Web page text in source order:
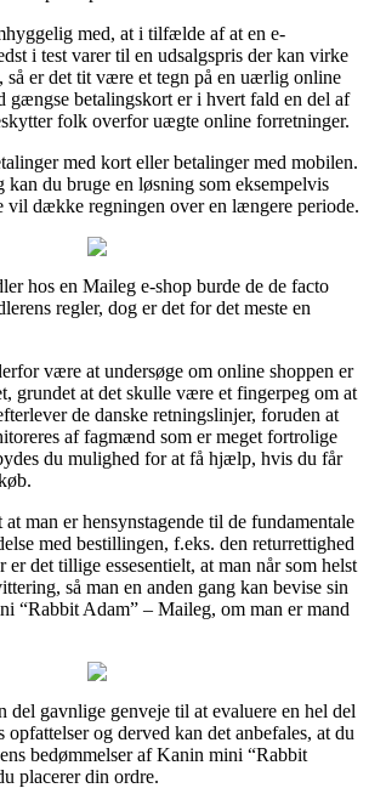
med, at i tilfælde af at en e-
i test varer til en udsalgspris der kan virke
er det tit være et tegn på en uærlig online
gængse betalingskort er i hvert fald en del af
folk overfor uægte online forretninger.
med kort eller betalinger med mobilen.
kan du bruge en løsning som eksempelvis
vil dække regningen over en længere periode.
hos en Maileg e-shop burde de de facto
regler, dog er det for det meste en
være at undersøge om online shoppen er
grundet at det skulle være et fingerpeg om at
de danske retningslinjer, foruden at
af fagmænd som er meget fortrolige
du mulighed for at få hjælp, hvis du får
at man er hensynstagende til de fundamentale
med bestillingen, f.eks. den returrettighed
det tillige essesentielt, at man når som helst
så man en anden gang kan bevise sin
“Rabbit Adam” – Maileg, om man er mand
del gavnlige genveje til at evaluere en hel del
opfattelser og derved kan det anbefales, at du
bedømmelser af Kanin mini “Rabbit
placerer din ordre.